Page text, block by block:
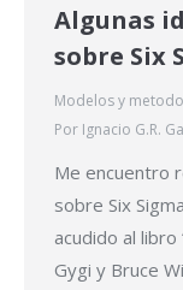
Algunas
sobre Six
Modelos y
Por Ignacio G.R.
Me encuentro
sobre Six
acudido al libro
Gygi y Bruce